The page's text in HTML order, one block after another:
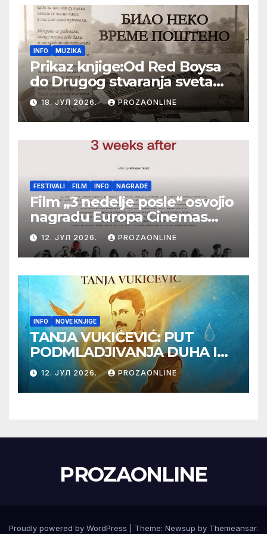
INFO MUZIKA
Prikaz knjige:Od Red Boysa
do Drugog stvaranja sveta
(bilo neko vreme pošteno)
(autor- Zlatomira Sremca,
Botoš 2022. godine,
samizdat)
18. ЈУЛ 2026. PROZAONLINE
FESTIVALI FILM INFO NAGRADE
Film „3 nedelje posle“ osvojio
nagradu Europa Cinemas
Label na Filmskom festivalu
u Karlovim Varima
12. ЈУЛ 2026. PROZAONLINE
INFO NOVE KNJIGE
TANJA VUKIĆEVIĆ: PUT
PODMLADJIVANJA DUHA I
TELA SA TESLOM
12. ЈУЛ 2026. PROZAONLINE
PROZAONLINE
Proudly powered by WordPress Theme: Newsup by Themeansar.